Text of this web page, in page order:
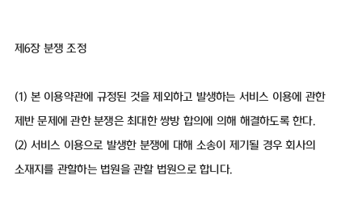
제6장 분쟁 조정
(1) 본 이용약관에 규정된 것을 제외하고 발생하는 서비스 이용에 관한
제반 문제에 관한 분쟁은 최대한 쌍방 합의에 의해 해결하도록 한다.
(2) 서비스 이용으로 발생한 분쟁에 대해 소송이 제기될 경우 회사의
소재지를 관할하는 법원을 관할 법원으로 합니다.